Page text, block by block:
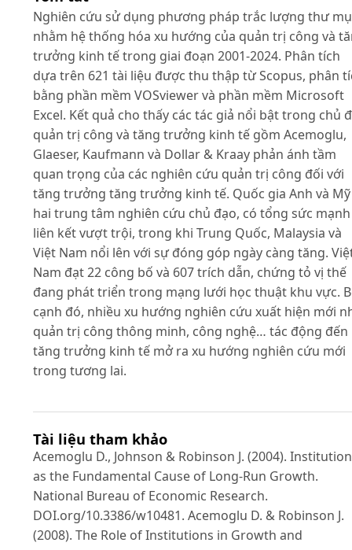
Nghiên cứu sử dụng phương pháp trắc lượng thư
nhằm hệ thống hóa xu hướng của quản trị công và
trưởng kinh tế trong giai đoạn 2001-2024. Phân tích
dựa trên 621 tài liệu được thu thập từ Scopus, phân
bằng phần mềm VOSviewer và phần mềm Microsoft
Excel. Kết quả cho thấy các tác giả nổi bật trong chủ
quản trị công và tăng trưởng kinh tế gồm Acemoglu,
Glaeser, Kaufmann và Dollar & Kraay phản ánh tầm
quan trọng của các nghiên cứu quản trị công đối với
tăng trưởng tăng trưởng kinh tế. Quốc gia Anh và
hai trung tâm nghiên cứu chủ đạo, có tổng sức mạnh
liên kết vượt trội, trong khi Trung Quốc, Malaysia và
Việt Nam nổi lên với sự đóng góp ngày càng tăng.
Nam đạt 22 công bố và 607 trích dẫn, chứng tỏ vị thế
đang phát triển trong mạng lưới học thuật khu vực.
cạnh đó, nhiều xu hướng nghiên cứu xuất hiện mới
quản trị công thông minh, công nghệ… tác động đến
tăng trưởng kinh tế mở ra xu hướng nghiên cứu mới
trong tương lai.
Tài liệu tham khảo
Acemoglu D., Johnson & Robinson J. (2004).
as the Fundamental Cause of Long-Run Growth.
National Bureau of Economic Research.
DOI.org/10.3386/w10481. Acemoglu D. & Robinson J.
(2008). The Role of Institutions in Growth and